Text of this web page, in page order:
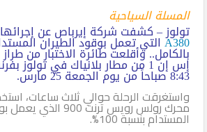
المسلة السياحية
تولوز – كشفت شركة إيرباص عن
A380 التي تعمل بوقود الطيران
بالكامل.. وأقلعت طائرة الاختبار من
إس إن 1 من مطار بلانياك في تولوز
8:43 صباحاً من يوم الجمعة 25 مارس.
واستغرقت الرحلة حوالي ثلاث ساعات،
محرك رولس رويس ترنت 900
المستدام بنسبة 100%.